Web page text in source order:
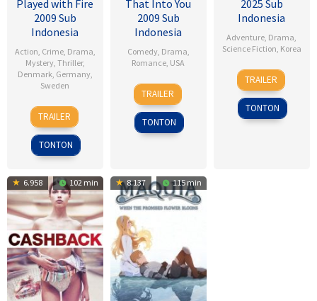
Played with Fire
2009 Sub
Indonesia
Action, Crime, Drama,
Mystery, Thriller,
Denmark, Germany,
Sweden
18
Sep
2009
Daniel
Alfredson
TRAILER
TONTON
That Into You
2009 Sub
Indonesia
Comedy, Drama,
Romance, USA
6
Feb
2009
Ken
Kwapis
TRAILER
TONTON
2025 Sub
Indonesia
Adventure, Drama,
Science Fiction, Korea
18
Sep
2025
Kim
Byung-
woo
TRAILER
TONTON
6.958 102 min 8.137 115 min